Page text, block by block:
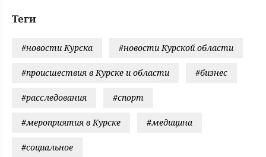
Теги
#новости Курска #новости Курской области
#происшествия в Курске и области #бизнес
#расследования #спорт
#мероприятия в Курске #медицина
#социальное